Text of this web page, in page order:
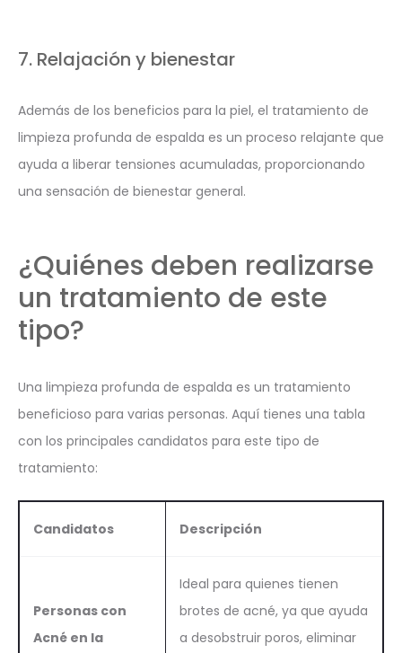
7. Relajación y bienestar
Además de los beneficios para la piel, el tratamiento de
limpieza profunda de espalda es un proceso relajante que
ayuda a liberar tensiones acumuladas, proporcionando
una sensación de bienestar general.
¿Quiénes deben realizarse
un tratamiento de este
tipo?
Una limpieza profunda de espalda es un tratamiento
beneficioso para varias personas. Aquí tienes una tabla
con los principales candidatos para este tipo de
tratamiento:
Candidatos Descripción
Personas con
Acné en la
Ideal para quienes tienen
brotes de acné, ya que ayuda
a desobstruir poros, eliminar